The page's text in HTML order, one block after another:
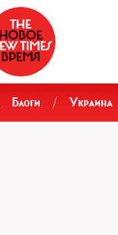
Блоги / Украина